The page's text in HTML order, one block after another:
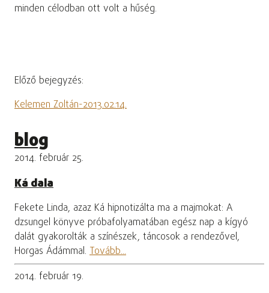
minden célodban ott volt a hűség.
Előző bejegyzés:
Kelemen Zoltán-2013.02.14.
blog
2014. február 25.
Ká dala
Fekete Linda, azaz Ká hipnotizálta ma a majmokat: A
dzsungel könyve próbafolyamatában egész nap a kígyó
dalát gyakorolták a színészek, táncosok a rendezővel,
Horgas Ádámmal. Tovább...
2014. február 19.